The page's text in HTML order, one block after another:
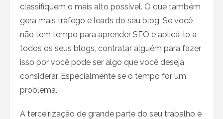
classifiquem o mais alto possível. O que também
gera mais tráfego e leads do seu blog. Se você
não tem tempo para aprender SEO e aplicá-lo a
todos os seus blogs, contratar alguém para fazer
isso por você pode ser algo que você deseja
considerar. Especialmente se o tempo for um
problema.
A terceirização de grande parte do seu trabalho é